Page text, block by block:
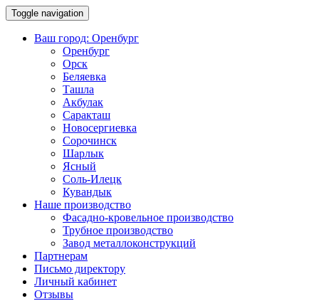
Toggle navigation
Ваш город: Оренбург
Оренбург
Орск
Беляевка
Ташла
Акбулак
Саракташ
Новосергиевка
Сорочинск
Шарлык
Ясный
Соль-Илецк
Кувандык
Наше производство
Фасадно-кровельное производство
Трубное производство
Завод металлоконструкций
Партнерам
Письмо директору
Личный кабинет
Отзывы